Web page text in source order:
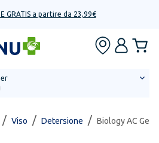
GRATIS a partire da 23,99€
/ Viso / Detersione / Biology AC Gel